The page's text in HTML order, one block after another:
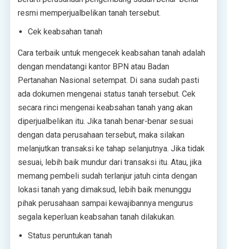
resmi memperjualbelikan tanah tersebut.
Cek keabsahan tanah
Cara terbaik untuk mengecek keabsahan tanah adalah
dengan mendatangi kantor BPN atau Badan
Pertanahan Nasional setempat. Di sana sudah pasti
ada dokumen mengenai status tanah tersebut. Cek
secara rinci mengenai keabsahan tanah yang akan
diperjualbelikan itu. Jika tanah benar-benar sesuai
dengan data perusahaan tersebut, maka silakan
melanjutkan transaksi ke tahap selanjutnya. Jika tidak
sesuai, lebih baik mundur dari transaksi itu. Atau, jika
memang pembeli sudah terlanjur jatuh cinta dengan
lokasi tanah yang dimaksud, lebih baik menunggu
pihak perusahaan sampai kewajibannya mengurus
segala keperluan keabsahan tanah dilakukan.
Status peruntukan tanah